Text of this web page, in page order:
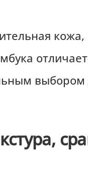
кожа,